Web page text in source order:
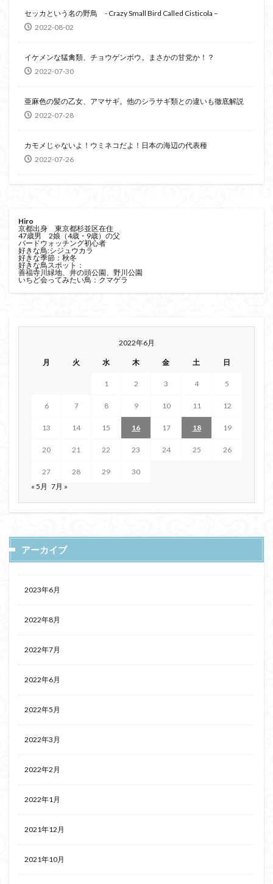
セッカという名の野鳥 - Crazy Small Bird Called Cisticola –
2022-08-02
イケメンな猛禽類、チョウゲンボウ。まさかの甘党か！？
2022-07-30
亜麻色の髪の乙女、アマサギ。他のシラサギ類との違いも徹底解説
2022-07-28
カモメじゃないよ！ウミネコだよ！日本の海辺の代表種
2022-07-26
Hiro
京都出身 東京都杉並区在住
47歳男 2娘（4歳・9歳）の父
バードウォッチング初心者
好きな鳥:シジュウカラ
好きな季節：秋冬
好きな鳥スポット：
善福寺川緑地、井の頭公園、野川公園
いちど会ってみたい鳥：クマゲラ
2022年6月
月 火 水 木 金 土 日
1 2 3 4 5
6 7 8 9 10 11 12
13 14 15 16 17 18 19
20 21 22 23 24 25 26
27 28 29
30
« 5月 7月 »
アーカイブ
2023年6月
2022年8月
2022年7月
2022年6月
2022年5月
2022年3月
2022年2月
2022年1月
2021年12月
2021年10月